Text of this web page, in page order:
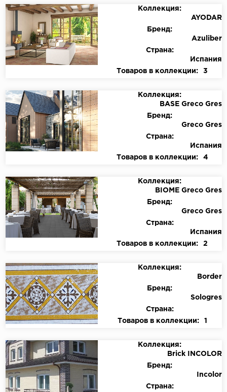
Коллекция:
AYODAR
Бренд:
Azuliber
Страна:
Испания
Товаров в коллекции:
3
Коллекция:
BASE Greco Gres
Бренд:
Greco Gres
Страна:
Испания
Товаров в коллекции:
4
Коллекция:
BIOME Greco Gres
Бренд:
Greco Gres
Страна:
Испания
Товаров в коллекции:
2
Коллекция:
Border
Бренд:
Sologres
Страна:
Товаров в коллекции:
1
Коллекция:
Brick INCOLOR
Бренд:
Incolor
Страна: